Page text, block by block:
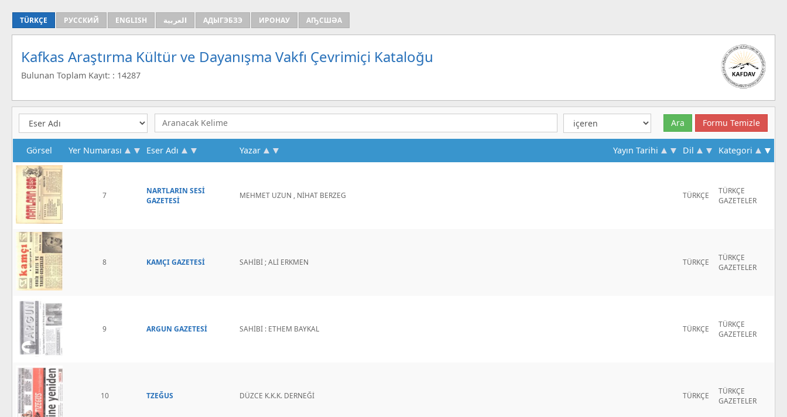
TÜRKÇE РУССКИЙ ENGLISH العربية АДЫГЭБЗЭ ИРОНАУ АҦСШӘА
Kafkas Araştırma Kültür ve Dayanışma Vakfı Çevrimiçi Kataloğu
Bulunan Toplam Kayıt: : 14287
Görsel Yer Numarası Eser Adı Yazar Yayın Tarihi Dil Kategori
7
NARTLARIN SESİ
GAZETESİ
MEHMET UZUN , NİHAT BERZEG TÜRKÇE
TÜRKÇE
GAZETELER
8 KAMÇI GAZETESİ SAHİBİ ; ALİ ERKMEN TÜRKÇE
TÜRKÇE
GAZETELER
9 ARGUN GAZETESİ SAHİBİ : ETHEM BAYKAL TÜRKÇE
TÜRKÇE
GAZETELER
10 TZEĞUS DÜZCE K.K.K. DERNEĞİ TÜRKÇE
TÜRKÇE
GAZETELER